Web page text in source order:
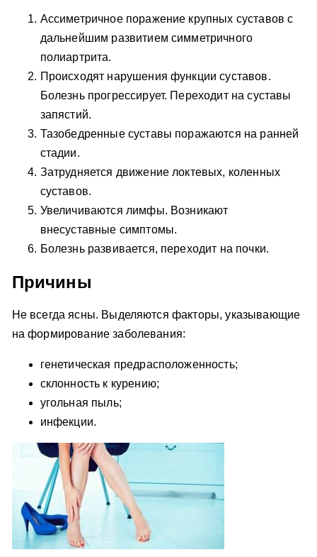
Ассиметричное поражение крупных суставов с
дальнейшим развитием симметричного
полиартрита.
Происходят нарушения функции суставов.
Болезнь прогрессирует. Переходит на суставы
запястий.
Тазобедренные суставы поражаются на ранней
стадии.
Затрудняется движение локтевых, коленных
суставов.
Увеличиваются лимфы. Возникают
внесуставные симптомы.
Болезнь развивается, переходит на почки.
Причины
Не всегда ясны. Выделяются факторы, указывающие
на формирование заболевания:
генетическая предрасположенность;
склонность к курению;
угольная пыль;
инфекции.